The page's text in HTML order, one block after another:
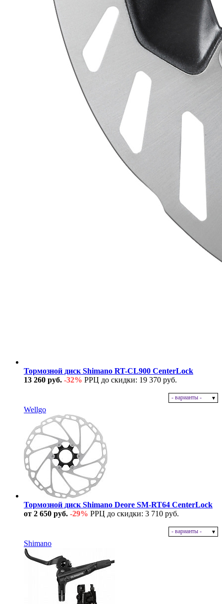
Тормозной диск Shimano RT-CL900 CenterLock
13 260 руб. -32% РРЦ до скидки: 19 370 руб.
- варианты -
Wellgo
Тормозной диск Shimano Deore SM-RT64 CenterLock
от 2 650 руб. -29% РРЦ до скидки: 3 710 руб.
- варианты -
Shimano